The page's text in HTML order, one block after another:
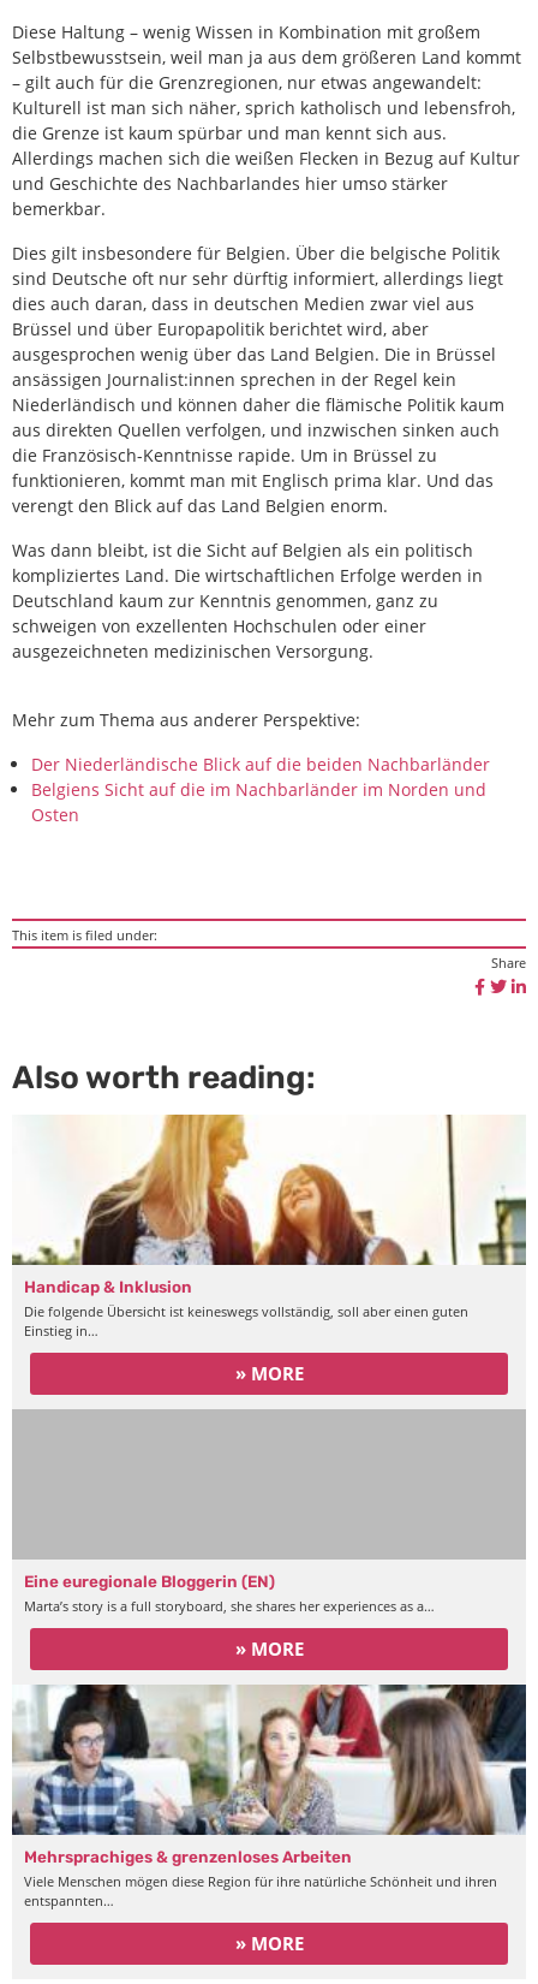
Diese Haltung – wenig Wissen in Kombination mit großem
Selbstbewusstsein, weil man ja aus dem größeren Land kommt
– gilt auch für die Grenzregionen, nur etwas angewandelt:
Kulturell ist man sich näher, sprich katholisch und lebensfroh,
die Grenze ist kaum spürbar und man kennt sich aus.
Allerdings machen sich die weißen Flecken in Bezug auf Kultur
und Geschichte des Nachbarlandes hier umso stärker
bemerkbar.
Dies gilt insbesondere für Belgien. Über die belgische Politik
sind Deutsche oft nur sehr dürftig informiert, allerdings liegt
dies auch daran, dass in deutschen Medien zwar viel aus
Brüssel und über Europapolitik berichtet wird, aber
ausgesprochen wenig über das Land Belgien. Die in Brüssel
ansässigen Journalist:innen sprechen in der Regel kein
Niederländisch und können daher die flämische Politik kaum
aus direkten Quellen verfolgen, und inzwischen sinken auch
die Französisch-Kenntnisse rapide. Um in Brüssel zu
funktionieren, kommt man mit Englisch prima klar. Und das
verengt den Blick auf das Land Belgien enorm.
Was dann bleibt, ist die Sicht auf Belgien als ein politisch
kompliziertes Land. Die wirtschaftlichen Erfolge werden in
Deutschland kaum zur Kenntnis genommen, ganz zu
schweigen von exzellenten Hochschulen oder einer
ausgezeichneten medizinischen Versorgung.
Mehr zum Thema aus anderer Perspektive:
Der Niederländische Blick auf die beiden Nachbarländer
Belgiens Sicht auf die im Nachbarländer im Norden und
Osten
This item is filed under:
Share
Also worth reading:
Handicap & Inklusion
Die folgende Übersicht ist keineswegs vollständig, soll aber einen guten
Einstieg in…
» MORE
Eine euregionale Bloggerin (EN)
Marta’s story is a full storyboard, she shares her experiences as a…
» MORE
Mehrsprachiges & grenzenloses Arbeiten
Viele Menschen mögen diese Region für ihre natürliche Schönheit und ihren
entspannten…
» MORE